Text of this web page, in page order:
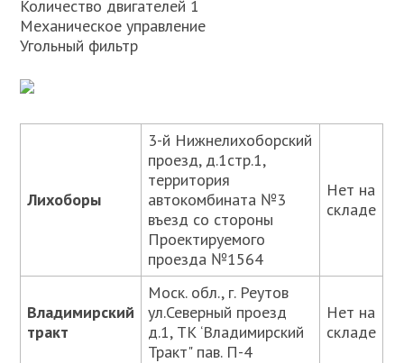
Количество двигателей 1
Механическое управление
Угольный фильтр
Лихоборы
3-й Нижнелихоборский
проезд, д.1стр.1,
территория
автокомбината №3
въезд со стороны
Проектируемого
проезда №1564
Нет на
складе
Владимирский
тракт
Моск. обл., г. Реутов
ул.Северный проезд
д.1, ТК ‘Владимирский
Тракт" пав. П-4
Нет на
складе